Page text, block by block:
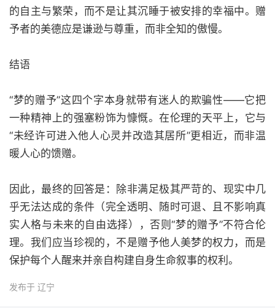
的自主与繁荣，而不是让其沉睡于被安排的幸福中。赠
予者的美德应是谦逊与尊重，而非全知的傲慢。
结语
“梦的赠予”这四个字本身就带有迷人的欺骗性——它把
一种精神上的强塞粉饰为慷慨。在伦理的天平上，它与
“未经许可进入他人心灵并改造其居所”更相近，而非温
暖人心的馈赠。
因此，最终的回答是：除非满足极其严苛的、现实中几
乎无法达成的条件（完全透明、随时可退、且不影响真
实人格与未来的自由选择），否则“梦的赠予”不符合伦
理。我们应当珍视的，不是赠予他人美梦的权力，而是
保护每个人醒来并亲自构建自身生命叙事的权利。
发布于 辽宁